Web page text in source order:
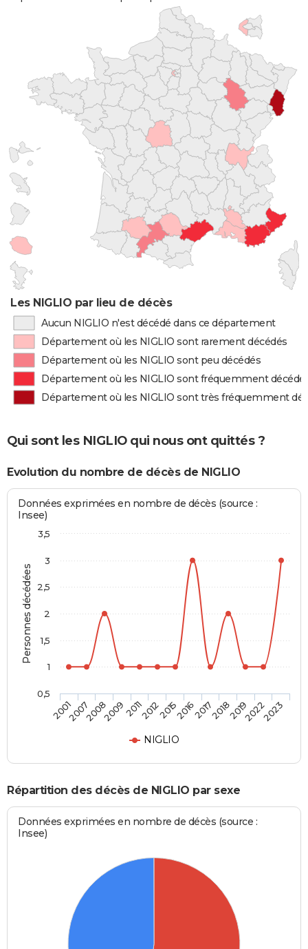
Les NIGLIO par lieu de décès
Aucun NIGLIO n'est décédé dans ce département
Département où les NIGLIO sont rarement décédés
Département où les NIGLIO sont peu décédés
Département où les NIGLIO sont fréquemment
Département où les NIGLIO sont très fréquemment
Qui sont les NIGLIO qui nous ont quittés ?
Evolution du nombre de décès de NIGLIO
Personnes décédées
Données exprimées en nombre de décès (source :
Insee)
NIGLIO
2001200720082009201120122015201620172018201920222023
0,5
1
1,5
2
2,5
3
3,5
Répartition des décès de NIGLIO par sexe
Données exprimées en nombre de décès (source :
Insee)